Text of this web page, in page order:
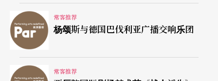
常客推荐
杨颂斯与德国巴伐利亚广播交响乐团
常客推荐